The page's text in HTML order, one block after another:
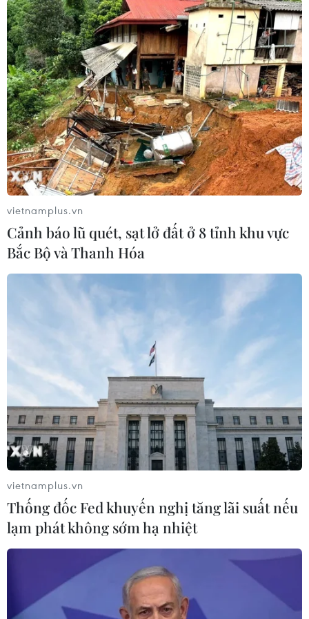
kiệm năng lượng dành cho các tòa nhà thương
mại cao tầng, nhà máy nước, các dòng máy bơm
công nghiệp và dân dụng.
Grundfos cũng giới thiệu dòng máy bơm thông
minh CR XL - sản phẩm cao cấp nhất được sản
xuất theo trục đứng, dòng bơm đa tầng cánh về
mức áp và lưu lượng của máy bơm./.
(TTXVN/Vietnam+)
#Đan Mạch
#Ứng phó biến đổi khí hậu
#Tăng trưởng xanh
#Giải pháp tiết kiệm năng lượng
#Ngập lụt
Tp. Hồ Chí Minh
Theo dõi VietnamPlus
vietnamplus.vn
Cảnh báo lũ quét, sạt lở đất ở 8 tỉnh khu vực
Bắc Bộ và Thanh Hóa
vietnamplus.vn
Thống đốc Fed khuyến nghị tăng lãi suất nếu
lạm phát không sớm hạ nhiệt